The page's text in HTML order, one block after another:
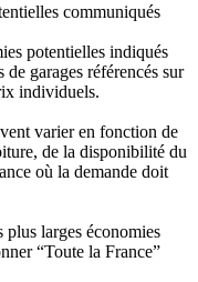
communiqués
potentielles indiqués
garages référencés sur
individuels.
varier en fonction de
de la disponibilité du
où la demande doit
larges économies
“Toute la France”